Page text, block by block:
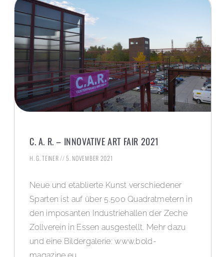
C. A. R. – INNOVATIVE ART FAIR 2021
H. G. TEINER 5. NOVEMBER 2021
Neue und etablierte Kunst verschiedener
Sparten ist auf über 5.500 Quadratmetern in
den imposanten Industriehallen der Zeche
Zollverein in Essen ausgestellt. Mehr dazu
und eine Bildergalerie: www.bold-
magazine.eu